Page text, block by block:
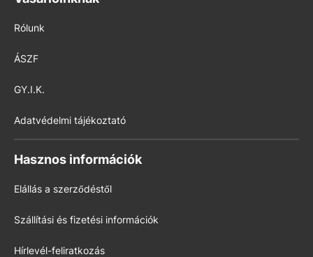
Rólunk
ÁSZF
GY.I.K.
Adatvédelmi tájékoztató
Hasznos információk
Elállás a szerződéstől
Szállítási és fizetési információk
Hírlevél-feliratkozás